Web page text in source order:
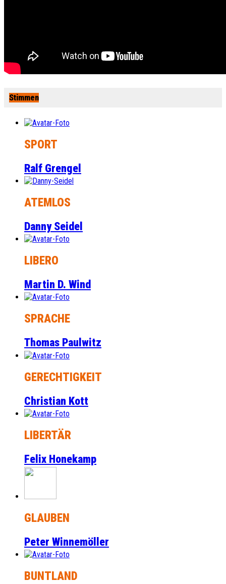
Stimmen
SPORT
Ralf Grengel
ATEMLOS
Danny Seidel
LIBERO
Martin D. Wind
SPRACHE
Thomas Paulwitz
GERECHTIGKEIT
Christian Kott
LIBERTÄR
Felix Honekamp
GLAUBEN
Peter Winnemöller
BUNTLAND